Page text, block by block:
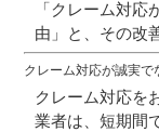
「クレーム対
由」と、その改
クレーム対応が誠実で
クレーム対応を
業者は、短期間